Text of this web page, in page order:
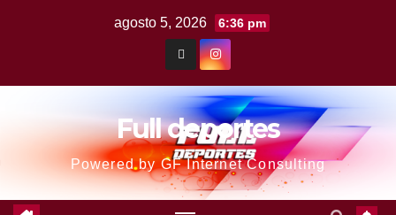
agosto 5, 2026 6:36 pm
Full deportes
Powered by GF Internet Consulting